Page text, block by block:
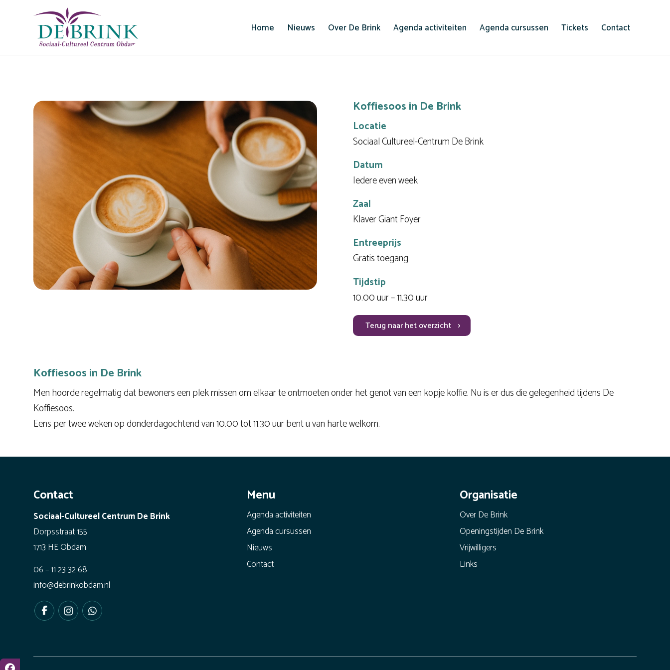
Home Nieuws Over De Brink Agenda activiteiten Agenda cursussen Tickets Contact
Koffiesoos in De Brink
Locatie
Sociaal Cultureel-Centrum De Brink
Datum
Iedere even week
Zaal
Klaver Giant Foyer
Entreeprijs
Gratis toegang
Tijdstip
10.00 uur – 11.30 uur
Terug naar het overzicht
Koffiesoos in De Brink
Men hoorde regelmatig dat bewoners een plek missen om elkaar te ontmoeten onder het genot van een kopje koffie. Nu is er dus die gelegenheid tijdens De
Koffiesoos.
Eens per twee weken op donderdagochtend van 10.00 tot 11.30 uur bent u van harte welkom.
Contact
Sociaal-Cultureel Centrum De Brink
Dorpsstraat 155
1713 HE Obdam
06 – 11 23 32 68
info@debrinkobdam.nl
Menu
Agenda activiteiten
Agenda cursussen
Nieuws
Contact
Organisatie
Over De Brink
Openingstijden De Brink
Vrijwilligers
Links